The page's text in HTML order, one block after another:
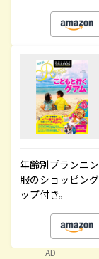
年齢別プランニ
服のショッピン
ップ付き。
AD